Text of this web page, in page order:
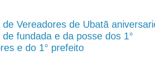
de Vereadores de Ubatã
de fundada e da posse dos 1°
e do 1° prefeito